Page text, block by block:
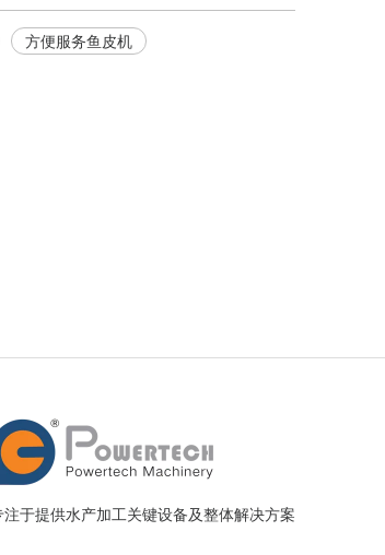
方便服务鱼皮机
注于提供水产加工关键设备及整体解决方案